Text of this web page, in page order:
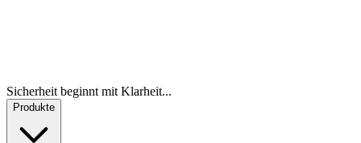
Sicherheit beginnt mit Klarheit...
Produkte